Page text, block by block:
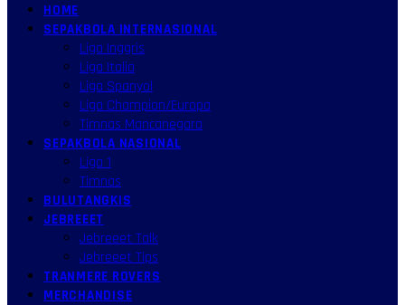
HOME
SEPAKBOLA INTERNASIONAL
Liga Inggris
Liga Italia
Liga Spanyol
Liga Champion/Europa
Timnas Mancanegara
SEPAKBOLA NASIONAL
Liga 1
Timnas
BULUTANGKIS
JEBREEET
Jebreeet Talk
Jebreeet Tips
TRANMERE ROVERS
MERCHANDISE